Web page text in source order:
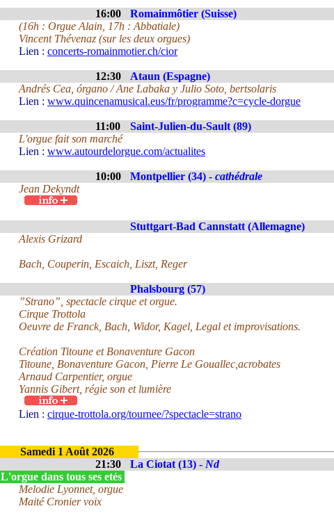
16:00
Romainmôtier (Suisse)
(16h : Orgue Alain, 17h : Abbatiale)
Vincent Thévenaz (sur les deux orgues)
Lien : concerts-romainmotier.ch/cior
12:30
Ataun (Espagne)
Andrés Cea, órgano / Ane Labaka y Julio Soto, bertsolaris
Lien : www.quincenamusical.eus/fr/programme?c=cycle-dorgue
11:00
Saint-Julien-du-Sault (89)
L'orgue fait son marché
Lien : www.autourdelorgue.com/actualites
10:00 Montpellier (34) - cathédrale
Jean Dekyndt
Stuttgart-Bad Cannstatt (Allemagne)
Alexis Grizard
Bach, Couperin, Escaich, Liszt, Reger
Phalsbourg (57)
”Strano”, spectacle cirque et orgue.
Cirque Trottola
Oeuvre de Franck, Bach, Widor, Kagel, Legal et improvisations.
Création Titoune et Bonaventure Gacon
Titoune, Bonaventure Gacon, Pierre Le Gouallec,acrobates
Arnaud Carpentier, orgue
Yannis Gibert, régie son et lumière
Lien : cirque-trottola.org/tournee/?spectacle=strano
Samedi 1 Août 2026
21:30
La Ciotat (13) - Nd
L'orgue dans tous ses etés
Melodie Lyonnet, orgue
Maité Cronier voix